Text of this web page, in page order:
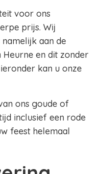
voor ons
prijs. Wij
aan de
en dit zonder
kan u onze
ons goude of
inclusief een rode
feest helemaal